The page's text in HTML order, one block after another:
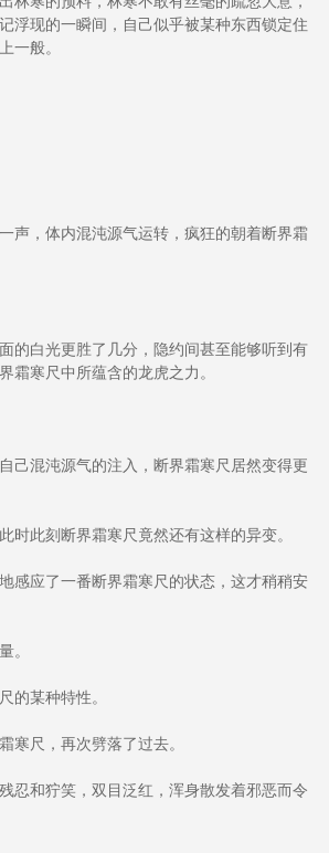
浮现的一瞬间，自己似乎被某种东西锁定住
一般。
声，体内混沌源气运转，疯狂的朝着断界霜
的白光更胜了几分，隐约间甚至能够听到有
霜寒尺中所蕴含的龙虎之力。
己混沌源气的注入，断界霜寒尺居然变得更
时此刻断界霜寒尺竟然还有这样的异变。
感应了一番断界霜寒尺的状态，这才稍稍安
。
的某种特性。
寒尺，再次劈落了过去。
忍和狞笑，双目泛红，浑身散发着邪恶而令